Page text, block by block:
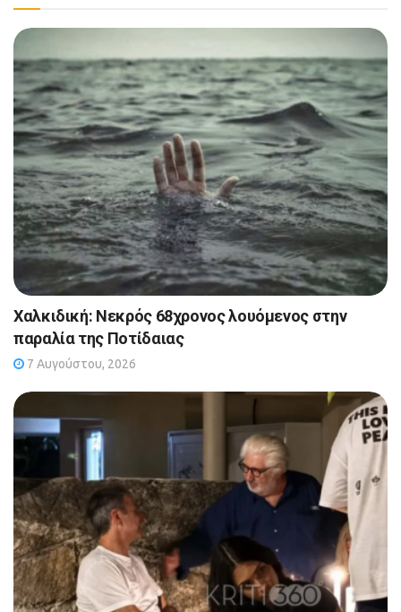
Χαλκιδική: Νεκρός 68χρονος λουόμενος στην
παραλία της Ποτίδαιας
7 Αυγούστου, 2026